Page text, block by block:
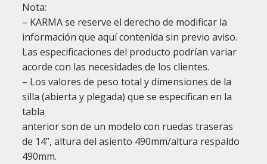
Nota:
– KARMA se reserve el derecho de modificar la
información que aquí contenida sin previo aviso.
Las especificaciones del producto podrían variar
acorde con las necesidades de los clientes.
– Los valores de peso total y dimensiones de la
silla (abierta y plegada) que se especifican en la
tabla
anterior son de un modelo con ruedas traseras
de 14”, altura del asiento 490mm/altura respaldo
490mm.